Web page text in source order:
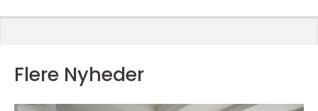
Flere Nyheder